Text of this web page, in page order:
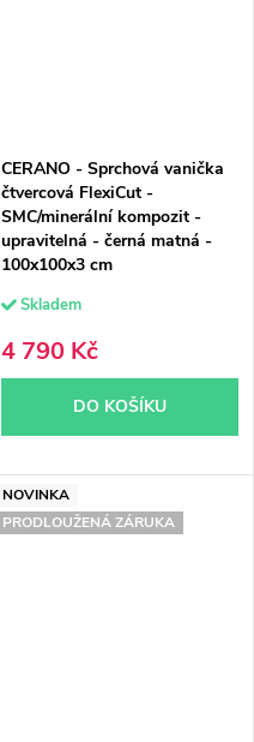
CERANO - Sprchová vanička
čtvercová FlexiCut -
SMC/minerální kompozit -
upravitelná - černá matná -
100x100x3 cm
Skladem
4 790 Kč
DO KOŠÍKU
NOVINKA
PRODLOUŽENÁ ZÁRUKA